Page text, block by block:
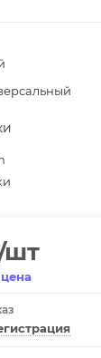
шт